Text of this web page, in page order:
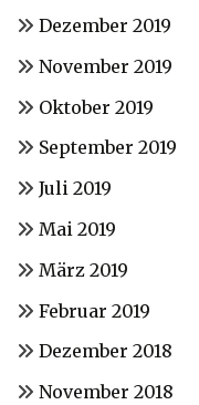
Dezember 2019
November 2019
Oktober 2019
September 2019
Juli 2019
Mai 2019
März 2019
Februar 2019
Dezember 2018
November 2018